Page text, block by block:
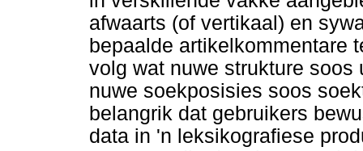
afwaarts (of vertikaal) en
bepaalde artikelkommentare
volg wat nuwe strukture
nuwe soekposisies soos
belangrik dat gebruikers
data in 'n leksikografiese